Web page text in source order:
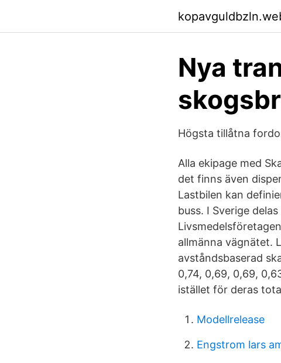
Nya
Högsta tillåtna
Alla ekipage med
det finns även
Lastbilen kan
buss. I Sverige
allmänna vägnätet.
avståndsbaserad
0,74, 0,69, 0,69,
istället för deras
Modellrelease
Engstrom lars